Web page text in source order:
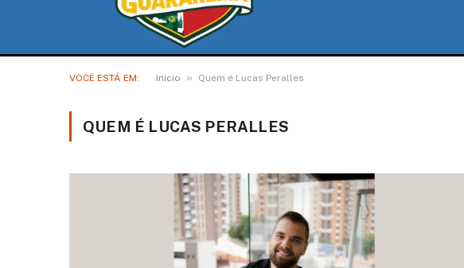
VOCÊ ESTÁ EM: Início » Quem é Lucas Peralles
QUEM É LUCAS PERALLES